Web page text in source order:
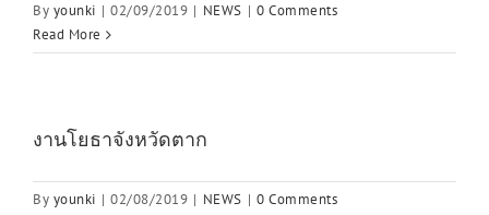
By younki | 02/09/2019 | NEWS | 0 Comments
Read More
งานโยธาจังหวัดตาก
By younki | 02/08/2019 | NEWS | 0 Comments